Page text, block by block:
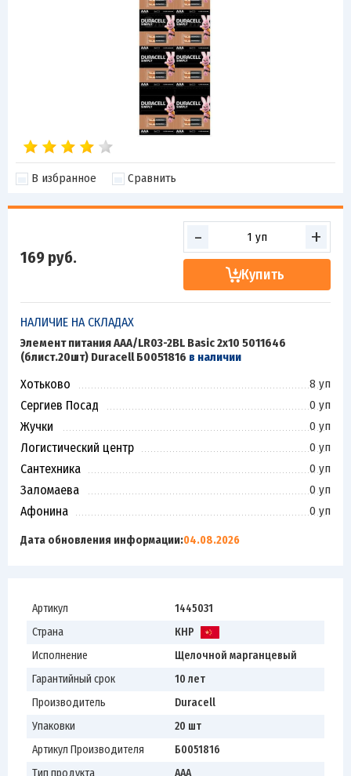
В избранное Сравнить
169 руб.
- +
Купить
НАЛИЧИЕ НА СКЛАДАХ
Элемент питания AAA/LR03-2BL Basic 2х10 5011646
(блист.20шт) Duracell Б0051816 в наличии
Хотьково 8 уп
Сергиев Посад 0 уп
Жучки 0 уп
Логистический центр 0 уп
Сантехника 0 уп
Заломаева 0 уп
Афонина 0 уп
Дата обновления информации:04.08.2026
Артикул
1445031
Страна
КНР
Исполнение
Щелочной марганцевый
Гарантийный срок
10 лет
Производитель
Duracell
Упаковки
20 шт
Артикул Производителя
Б0051816
Тип продукта
AAA